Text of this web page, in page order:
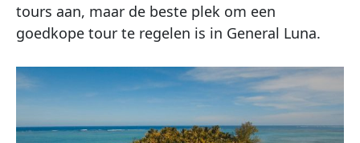
tours aan, maar de beste plek om een
goedkope tour te regelen is in General Luna.